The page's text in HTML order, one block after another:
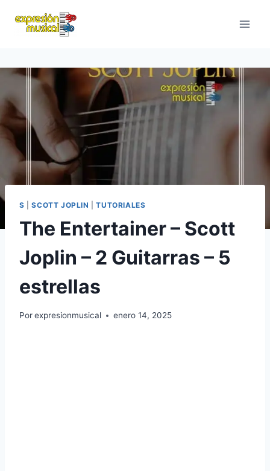
S |SCOTT JOPLIN |TUTORIALES
The Entertainer – Scott
Joplin – 2 Guitarras – 5
estrellas
Porexpresionmusical enero 14, 2025